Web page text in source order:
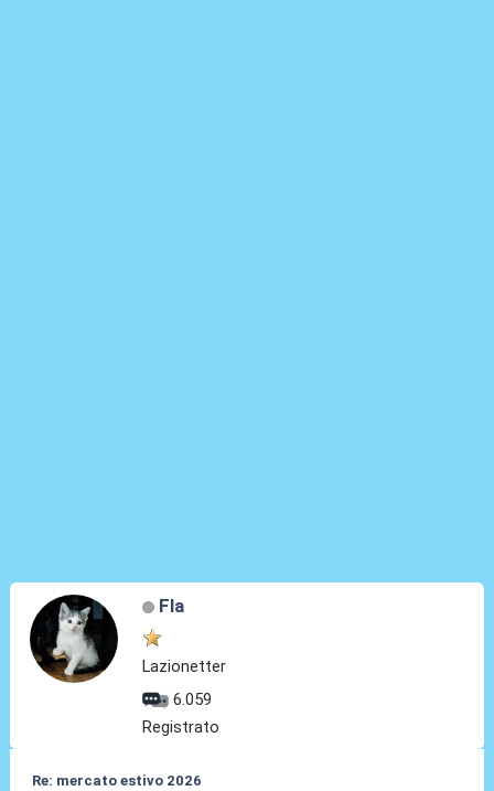
Fla
Lazionetter
6.059
Registrato
Re: mercato estivo 2026